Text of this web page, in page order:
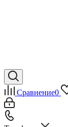
Сравнение0